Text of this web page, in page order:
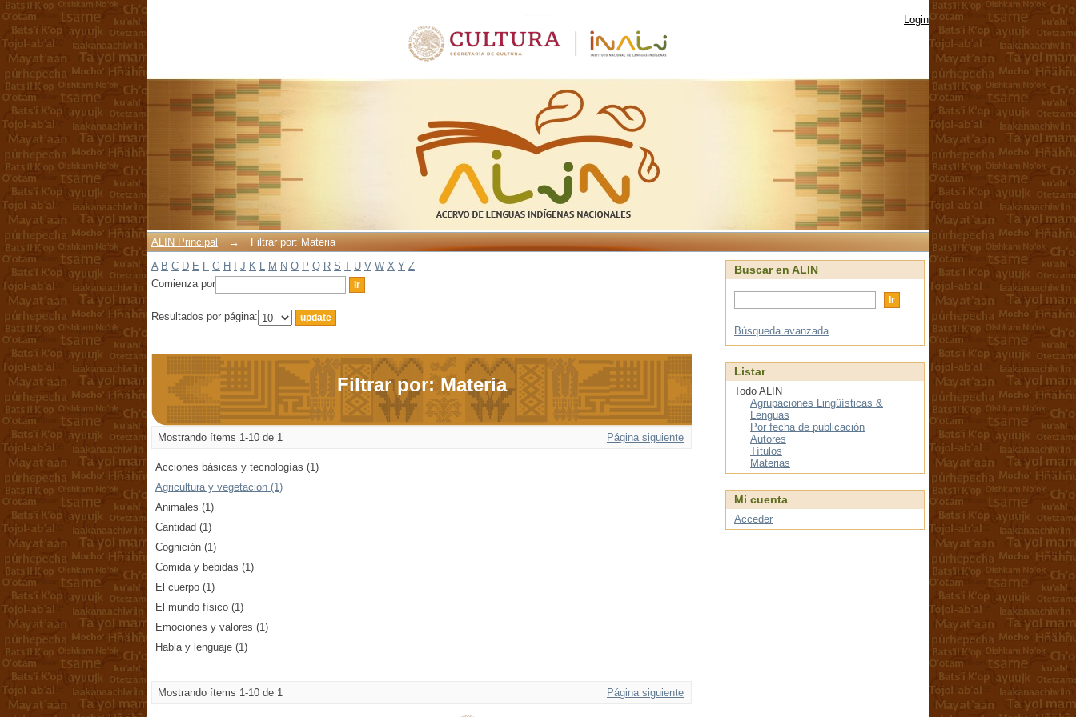
Login
ALIN Principal →
Filtrar por: Materia
A B C D E F G H J K L M N O P Q R S T U V W X Y Z
Comienza por
Resultados por página:
Filtrar por: Materia
Mostrando ítems 1-10 de 1 Página siguiente
Acciones básicas y tecnologías (1)
Agricultura y vegetación (1)
Animales (1)
Cantidad (1)
Cognición (1)
Comida y bebidas (1)
El cuerpo (1)
El mundo físico (1)
Emociones y valores (1)
Habla y lenguaje (1)
Mostrando ítems 1-10 de 1 Página siguiente
Buscar en ALIN
Búsqueda avanzada
Listar
Todo ALIN
Agrupaciones Lingüísticas &
Lenguas
Por fecha de publicación
Autores
Títulos
Materias
Mi cuenta
Acceder